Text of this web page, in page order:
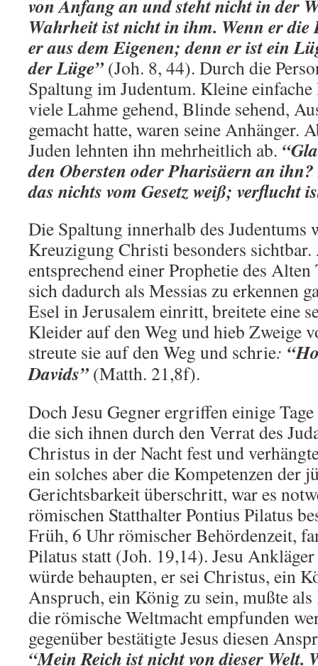
von Anfang an und steht nicht in der
Wahrheit ist nicht in ihm. Wenn er die
er aus dem Eigenen; denn er ist ein
der Lüge” (Joh. 8, 44). Durch die
Spaltung im Judentum. Kleine
viele Lahme gehend, Blinde sehend,
gemacht hatte, waren seine Anhänger.
Juden lehnten ihn mehrheitlich ab.
den Obersten oder Pharisäern an
das nichts vom Gesetz weiß; verflucht
Die Spaltung innerhalb des Judentums
Kreuzigung Christi besonders sichtbar.
entsprechend einer Prophetie des Alten
sich dadurch als Messias zu erkennen
Esel in Jerusalem einritt, breitete eine
Kleider auf den Weg und hieb Zweige
streute sie auf den Weg und schrie:
Davids” (Matth. 21,8f).
Doch Jesu Gegner ergriffen einige
die sich ihnen durch den Verrat des
Christus in der Nacht fest und
ein solches aber die Kompetenzen der
Gerichtsbarkeit überschritt, war es
römischen Statthalter Pontius Pilatus
Früh, 6 Uhr römischer Behördenzeit,
Pilatus statt (Joh. 19,14). Jesu
würde behaupten, er sei Christus, ein
Anspruch, ein König zu sein, mußte
die römische Weltmacht empfunden
gegenüber bestätigte Jesus diesen
“Mein Reich ist nicht von dieser Welt.